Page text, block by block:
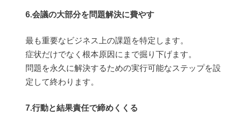
6.会議の大部分を問題解決に費やす
最も重要なビジネス上の課題を特定します。
症状だけでなく根本原因にまで掘り下げます。
問題を永久に解決するための実行可能なステップを設
定して終わります。
7.行動と結果責任で締めくくる